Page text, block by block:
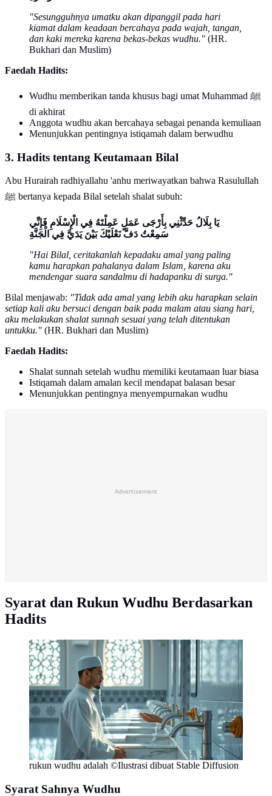
"Sesungguhnya umatku akan dipanggil pada hari
kiamat dalam keadaan bercahaya pada wajah, tangan,
dan kaki mereka karena bekas-bekas wudhu." (HR.
Bukhari dan Muslim)
Faedah Hadits:
Wudhu memberikan tanda khusus bagi umat Muhammad ﷺ
di akhirat
Anggota wudhu akan bercahaya sebagai penanda kemuliaan
Menunjukkan pentingnya istiqamah dalam berwudhu
3. Hadits tentang Keutamaan Bilal
Abu Hurairah radhiyallahu 'anhu meriwayatkan bahwa Rasulullah
ﷺ bertanya kepada Bilal setelah shalat subuh:
يَا بِلَالُ حَدِّثْنِي بِأَرْجَى عَمَلٍ عَمِلْتَهُ فِي الْإِسْلَامِ فَإِنِّي
سَمِعْتُ دَفَّ نَعْلَيْكَ بَيْنَ يَدَيَّ فِي الْجَنَّةِ
"Hai Bilal, ceritakanlah kepadaku amal yang paling
kamu harapkan pahalanya dalam Islam, karena aku
mendengar suara sandalmu di hadapanku di surga."
Bilal menjawab: "Tidak ada amal yang lebih aku harapkan selain
setiap kali aku bersuci dengan baik pada malam atau siang hari,
aku melakukan shalat sunnah sesuai yang telah ditentukan
untukku." (HR. Bukhari dan Muslim)
Faedah Hadits:
Shalat sunnah setelah wudhu memiliki keutamaan luar biasa
Istiqamah dalam amalan kecil mendapat balasan besar
Menunjukkan pentingnya menyempurnakan wudhu
Advertisement
Syarat dan Rukun Wudhu Berdasarkan
Hadits
rukun wudhu adalah ©Ilustrasi dibuat Stable Diffusion
Syarat Sahnya Wudhu